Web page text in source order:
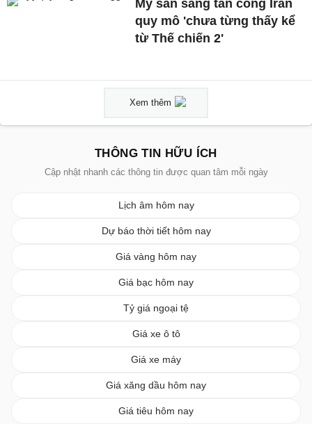
Mỹ sẵn sàng tấn công Iran
quy mô 'chưa từng thấy kể
từ Thế chiến 2'
Xem thêm
THÔNG TIN HỮU ÍCH
Cập nhật nhanh các thông tin được quan tâm mỗi ngày
Lịch âm hôm nay
Dự báo thời tiết hôm nay
Giá vàng hôm nay
Giá bạc hôm nay
Tỷ giá ngoại tệ
Giá xe ô tô
Giá xe máy
Giá xăng dầu hôm nay
Giá tiêu hôm nay